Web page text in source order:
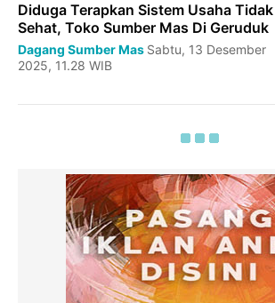
Diduga Terapkan Sistem Usaha Tidak
Sehat, Toko Sumber Mas Di Geruduk
Dagang Sumber Mas Sabtu, 13 Desember
2025, 11.28 WIB